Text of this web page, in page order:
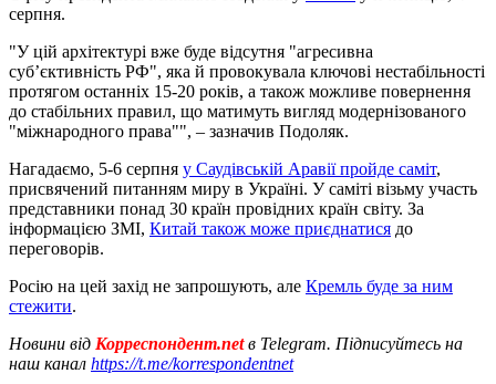
серпня.
"У цій архітектурі вже буде відсутня "агресивна
суб’єктивність РФ", яка й провокувала ключові нестабільності
протягом останніх 15-20 років, а також можливе повернення
до стабільних правил, що матимуть вигляд модернізованого
"міжнародного права"", – зазначив Подоляк.
Нагадаємо, 5-6 серпня у Саудівській Аравії пройде саміт,
присвячений питанням миру в Україні. У саміті візьму участь
представники понад 30 країн провідних країн світу. За
інформацією ЗМІ, Китай також може приєднатися до
переговорів.
Росію на цей захід не запрошують, але Кремль буде за ним
стежити.
Новини від Корреспондент.netв Telegram. Підписуйтесь на
наш канал https://t.me/korrespondentnet